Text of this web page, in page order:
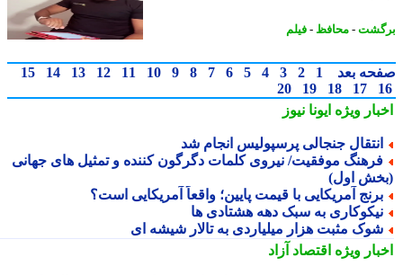
-محافظ-فیلم
بعد 1
2
3
4
5
6
7
8
9
10
11
12
13
14
15
17
18
19
20
ویژهایونا نیوز
جنجالی پرسپولیس انجام شد
موفقیت/ نیروی کلمات دگرگون کننده و تمثیل های جهانی
اول)
آمریکایی با قیمت پایین؛ واقعاً آمریکایی است؟
به سبک دهه هشتادی ها
مثبت هزار میلیاردی به تالار شیشه ای
ویژهاقتصاد آزاد